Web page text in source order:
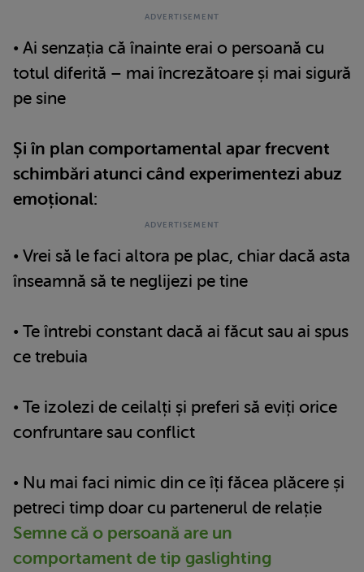
• Ai senzația că înainte erai o persoană cu
totul diferită – mai încrezătoare și mai sigură
pe sine
Și în plan comportamental apar frecvent
schimbări atunci când experimentezi abuz
emoțional:
• Vrei să le faci altora pe plac, chiar dacă asta
înseamnă să te neglijezi pe tine
• Te întrebi constant dacă ai făcut sau ai spus
ce trebuia
• Te izolezi de ceilalți și preferi să eviți orice
confruntare sau conflict
• Nu mai faci nimic din ce îți făcea plăcere și
petreci timp doar cu partenerul de relație
Semne că o persoană are un
comportament de tip gaslighting